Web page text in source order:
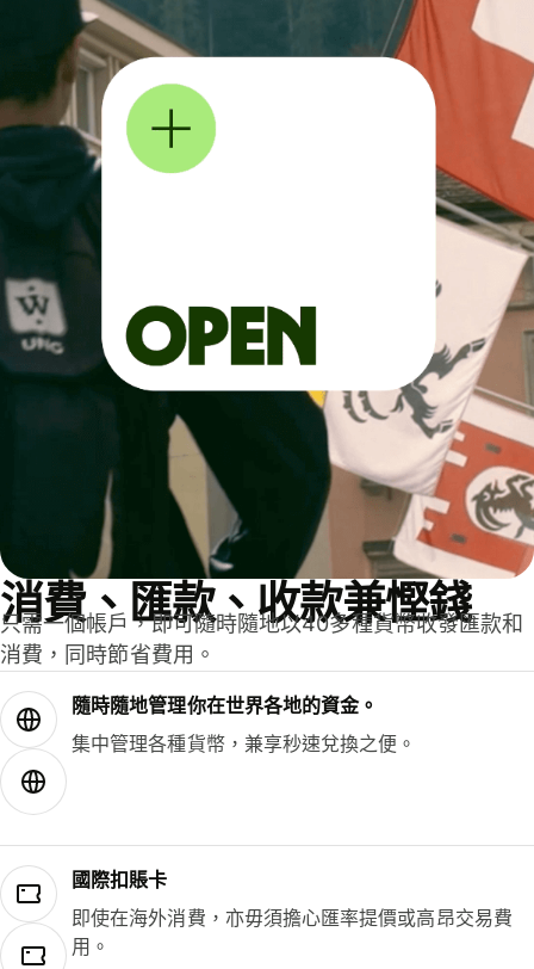
消費、匯款、收款兼慳錢
只需一個帳戶，即可隨時隨地以40多種貨幣收發匯款和
消費，同時節省費用。
隨時隨地管理你在世界各地的資金。
集中管理各種貨幣，兼享秒速兌換之便。
國際扣賬卡
即使在海外消費，亦毋須擔心匯率提價或高昂交易費
用。